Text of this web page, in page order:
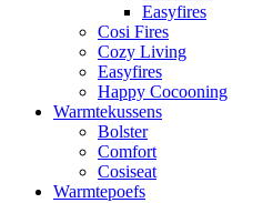
Easyfires
Cosi Fires
Cozy Living
Easyfires
Happy Cocooning
Warmtekussens
Bolster
Comfort
Cosiseat
Warmtepoefs